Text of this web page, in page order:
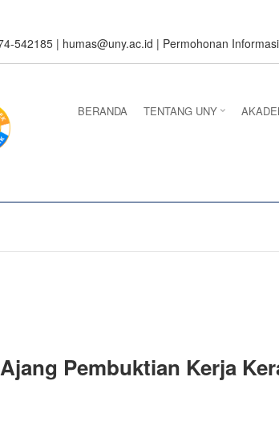
542185 | humas@uny.ac.id | Permohonan
BERANDA TENTANG UNY
Pembuktian Kerja